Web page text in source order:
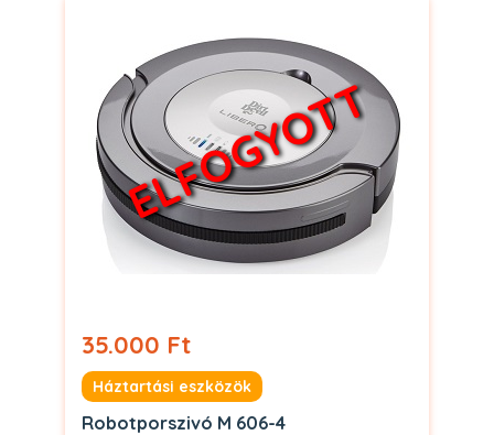
ELFOGYOTT
35.000 Ft
Háztartási eszközök
Robotporszivó M 606-4